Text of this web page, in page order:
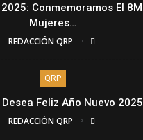
Conmemoramos El
Mujeres…
REDACCIÓN QRP
QRP
Desea Feliz Año Nuevo
REDACCIÓN QRP